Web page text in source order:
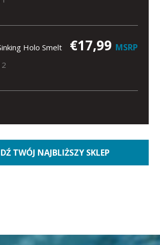
Holo Smelt €17,99 MSRP
TWÓJ NAJBLIŻSZY SKLEP